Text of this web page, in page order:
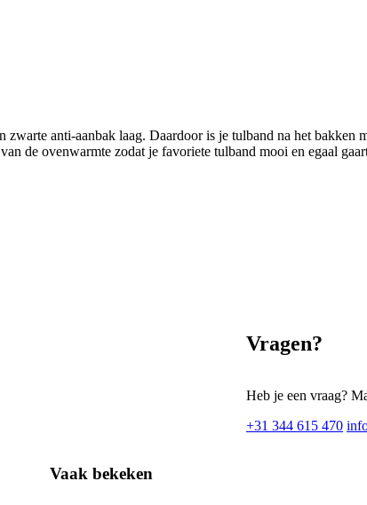
anti-aanbak laag. Daardoor is je tulband na het
de ovenwarmte zodat je favoriete tulband mooi en egaal
Vragen?
Heb je een vraag?
+31 344 615 470
Vaak bekeken